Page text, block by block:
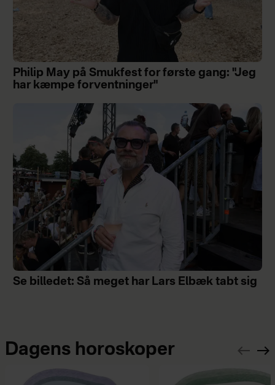
Philip May på Smukfest for første gang: "Jeg
har kæmpe forventninger"
Se billedet: Så meget har Lars Elbæk tabt sig
Dagens horoskoper